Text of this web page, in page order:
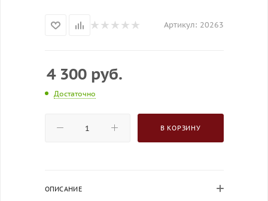
Артикул: 20263
4 300руб.
Достаточно
В КОРЗИНУ
ОПИСАНИЕ